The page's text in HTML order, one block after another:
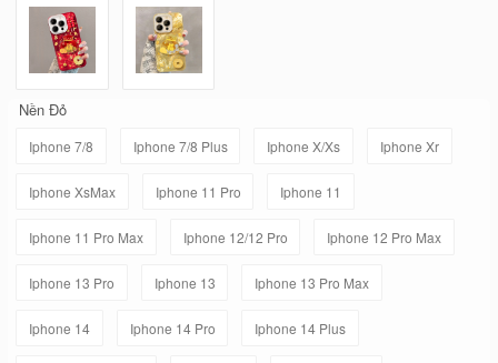
Nền Đỏ
Iphone 7/8 Iphone 7/8 Plus Iphone X/Xs Iphone Xr
Iphone XsMax Iphone 11 Pro Iphone 11
Iphone 11 Pro Max Iphone 12/12 Pro Iphone 12 Pro Max
Iphone 13 Pro Iphone 13 Iphone 13 Pro Max
Iphone 14 Iphone 14 Pro Iphone 14 Plus